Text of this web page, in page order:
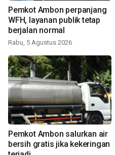
Pemkot Ambon perpanjang
WFH, layanan publik tetap
berjalan normal
Rabu, 5 Agustus 2026
Pemkot Ambon salurkan air
bersih gratis jika kekeringan